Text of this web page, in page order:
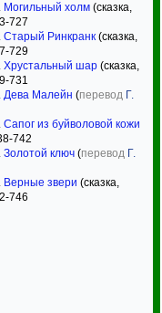
Могильный холм (сказка,
727
Старый Ринкранк (сказка,
729
Хрустальный шар (сказка,
731
Дева Малейн (перевод Г.
Сапог из буйволовой кожи
742
Золотой ключ (перевод Г.
Верные звери (сказка,
746